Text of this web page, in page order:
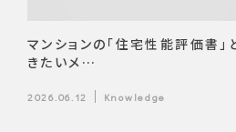
マンションの「住宅性能評価書
きたいメ…
2026.06.12 Knowledge